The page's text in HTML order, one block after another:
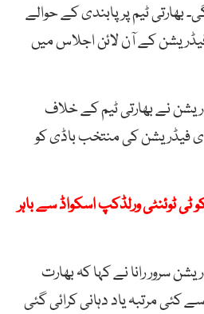
ٹیم پر پابندی کے حوالے
کے آن لائن اجلاس میں
نے بھارتی ٹیم کے خلاف
فیڈریشن کی منتخب باڈی کو
ٹوئنٹی ورلڈکپ اسکواڈ سے باہر
سرور رانا نے کہا کہ بھارت
مرتبہ یاد دہانی کرائی گئی